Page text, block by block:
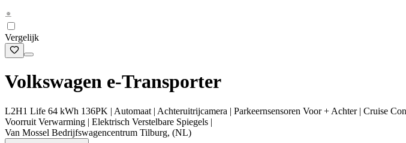
Vergelijk
Volkswagen e-Transporter
L2H1 Life 64 kWh 136PK | Automaat | Achteruitrijcamera | Parkeernsensoren Voor + Achter | Cruise
Voorruit Verwarming | Elektrisch Verstelbare Spiegels |
Van Mossel Bedrijfswagencentrum Tilburg, (NL)